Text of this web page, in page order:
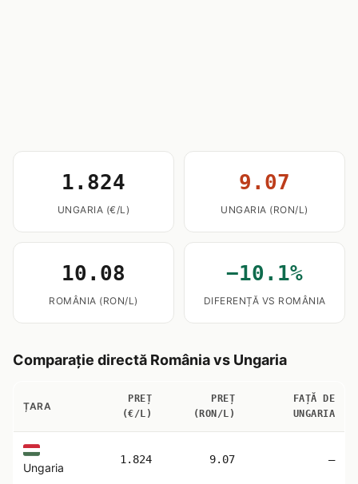
1.824
UNGARIA (€/L)
9.07
UNGARIA (RON/L)
10.08
ROMÂNIA (RON/L)
−10.1%
DIFERENȚĂ VS ROMÂNIA
Comparație directă România vs Ungaria
ȚARA
PREȚ
(€/L)
PREȚ
(RON/L)
FAȚĂ DE
UNGARIA
Ungaria
1.824 9.07 —